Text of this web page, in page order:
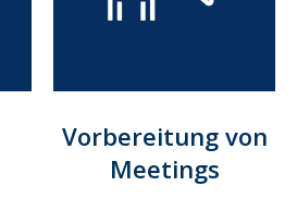
Vorbereitung von
Meetings